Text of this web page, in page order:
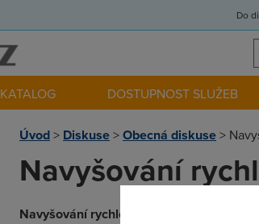
Do
KATALOG DOSTUPNOST SLUŽEB
Úvod> Diskuse>Obecná diskuse>
Navyšování
Navyšování rychlosti u Českých